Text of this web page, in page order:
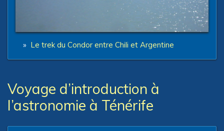
» Le trek du Condor entre Chili et Argentine
Voyage d’introduction à
l’astronomie à Ténérife